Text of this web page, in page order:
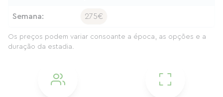
Semana: 275€
Os preços podem variar consoante a época, as opções e a
duração da estadia.